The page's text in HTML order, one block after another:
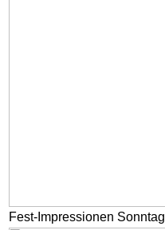
Fest-Impressionen Sonntag